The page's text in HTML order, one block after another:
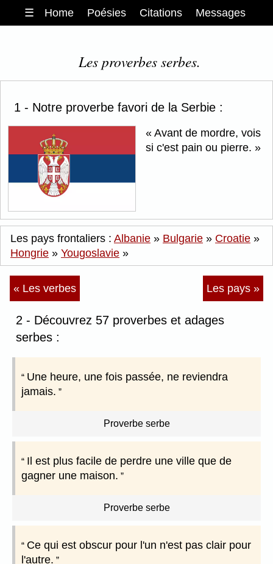
☰ Home Poésies Citations Messages
Les proverbes serbes.
1 - Notre proverbe favori de la Serbie :
Avant de mordre, vois
si c'est pain ou pierre.
Les pays frontaliers : Albanie » Bulgarie » Croatie »
Hongrie » Yougoslavie »
« Les verbes Les pays »
2 - Découvrez 57 proverbes et adages
serbes :
Une heure, une fois passée, ne reviendra
jamais.
Proverbe serbe
Il est plus facile de perdre une ville que de
gagner une maison.
Proverbe serbe
Ce qui est obscur pour l'un n'est pas clair pour
l'autre.